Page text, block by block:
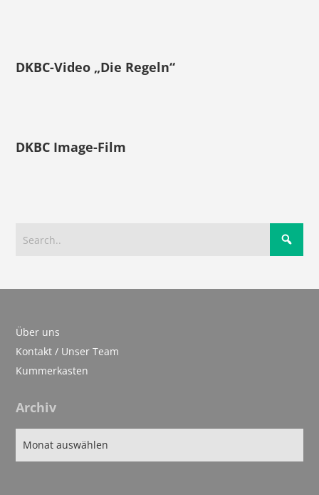
DKBC-Video „Die Regeln“
DKBC Image-Film
Über uns
Kontakt / Unser Team
Kummerkasten
Archiv